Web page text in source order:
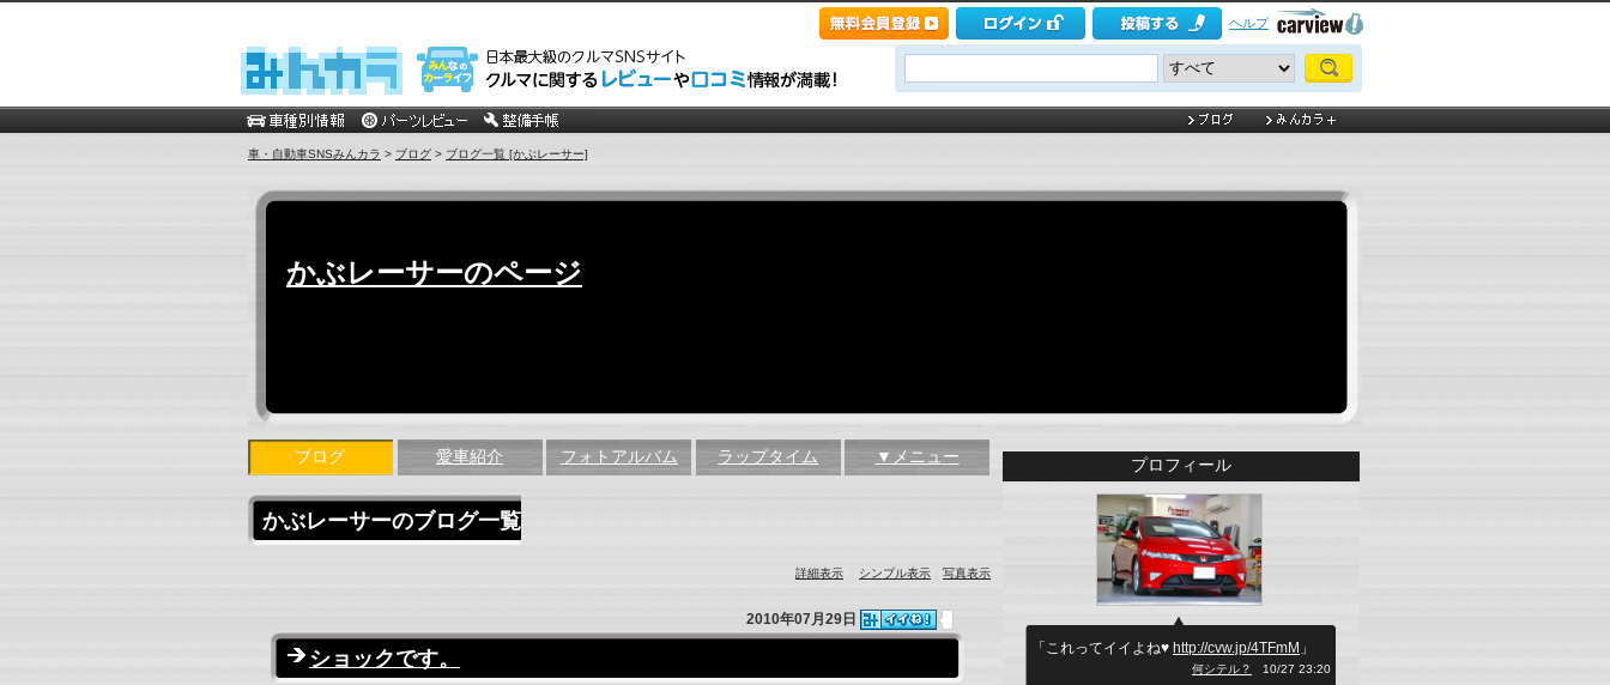
ヘルプ
車・自動車SNSみんカラ > ブログ > ブログ一覧 [かぶレーサー]
かぶレーサーのページ
ブログ 愛車紹介 フォトアルバム ラップタイム ▼メニュー
かぶレーサーのブログ一覧
詳細表示 シンプル表示 写真表示
2010年07月29日
ショックです。
プロフィール
「これってイイよね♥ http://cvw.jp/4TFmM 」
何シテル？ 10/27 23:20